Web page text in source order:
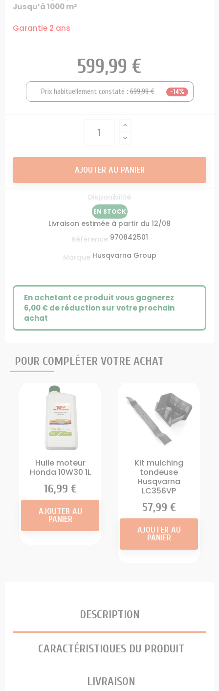
Jusqu’à 1000 m²
Garantie 2 ans
Prix habituellement constaté :699,99 € -14%
599,99 €
AJOUTER AU PANIER
Disponibilité
EN STOCK
Livraison estimée à partir du 12/08
Référence 970842501
Marque Husqvarna Group
En achetant ce produit vous gagnerez
6,00 €de réduction sur votre prochain
achat
POUR COMPLÉTER VOTRE ACHAT
Huile moteur
Honda 10W30 1L
Prix
16,99 €
AJOUTER AU
PANIER
Kit mulching
tondeuse
Husqvarna
LC356VP
Prix
57,99 €
AJOUTER AU
PANIER
DESCRIPTION
CARACTÉRISTIQUES DU PRODUIT
LIVRAISON